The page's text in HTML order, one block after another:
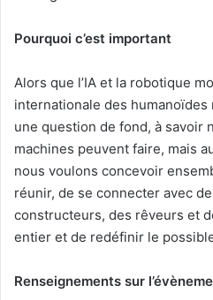
Pourquoi c’est important
Alors que l’IA et la robotique
internationale des
une question de fond, à savoir
machines peuvent faire, mais
nous voulons concevoir
réunir, de se connecter avec
constructeurs, des rêveurs et
entier et de redéfinir le
Renseignements sur